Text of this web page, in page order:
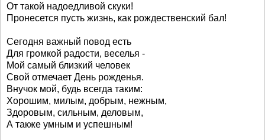
От такой надоедливой скуки!
Пронесется пусть жизнь, как рождественский бал!
Сегодня важный повод есть
Для громкой радости, веселья -
Мой самый близкий человек
Свой отмечает День рожденья.
Внучок мой, будь всегда таким:
Хорошим, милым, добрым, нежным,
Здоровым, сильным, деловым,
А также умным и успешным!